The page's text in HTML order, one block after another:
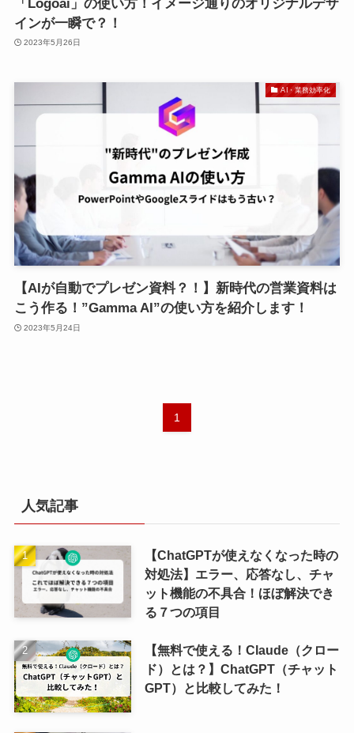
「Logoai」の使い方！イメージ通りのオリジナルデザ
インが一瞬で？！
2023年5月26日
AI・業務効率化
【AIが自動でプレゼン資料？！】新時代の営業資料は
こう作る！”Gamma AI”の使い方を紹介します！
2023年5月24日
1
人気記事
【ChatGPTが使えなくなった時の
対処法】エラー、応答なし、チャ
ット機能の不具合！ほぼ解決でき
る７つの項目
【無料で使える！Claude（クロー
ド）とは？】ChatGPT（チャット
GPT）と比較してみた！